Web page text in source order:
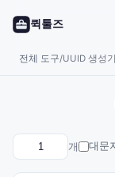
퀵툴즈
전체 도구/UUID 생성기
개 대문